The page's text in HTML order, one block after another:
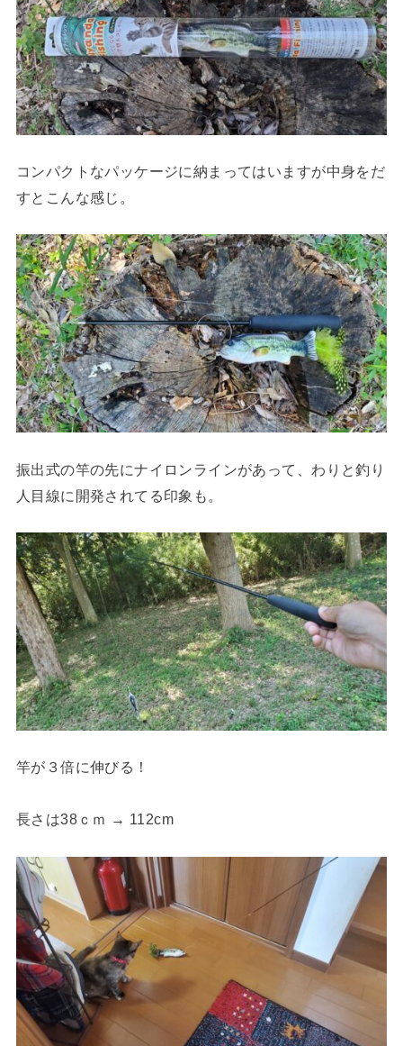
コンパクトなパッケージに納まってはいますが中身をだ
すとこんな感じ。
振出式の竿の先にナイロンラインがあって、わりと釣り
人目線に開発されてる印象も。
竿が３倍に伸びる！
長さは38ｃｍ → 112cm